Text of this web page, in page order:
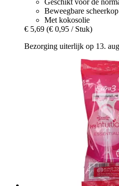
Beweegbare scheerkop
Met kokosolie
€ 5,69 (€ 0,95 / Stuk)
Bezorging uiterlijk op 13.